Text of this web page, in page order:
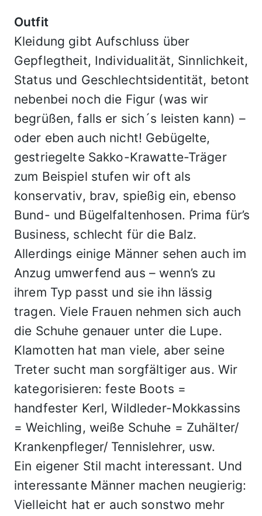
Outfit
Kleidung gibt Aufschluss über
Gepflegtheit, Individualität, Sinnlichkeit,
Status und Geschlechtsidentität, betont
nebenbei noch die Figur (was wir
begrüßen, falls er sich´s leisten kann) –
oder eben auch nicht! Gebügelte,
gestriegelte Sakko-Krawatte-Träger
zum Beispiel stufen wir oft als
konservativ, brav, spießig ein, ebenso
Bund- und Bügelfaltenhosen. Prima für’s
Business, schlecht für die Balz.
Allerdings einige Männer sehen auch im
Anzug umwerfend aus – wenn’s zu
ihrem Typ passt und sie ihn lässig
tragen. Viele Frauen nehmen sich auch
die Schuhe genauer unter die Lupe.
Klamotten hat man viele, aber seine
Treter sucht man sorgfältiger aus. Wir
kategorisieren: feste Boots =
handfester Kerl, Wildleder-Mokkassins
= Weichling, weiße Schuhe = Zuhälter/
Krankenpfleger/ Tennislehrer, usw.
Ein eigener Stil macht interessant. Und
interessante Männer machen neugierig:
Vielleicht hat er auch sonstwo mehr